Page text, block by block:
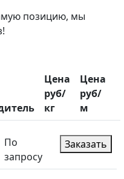
позицию, мы
Цена
руб/
кг
Цена
руб/
м
По
запросу
Заказать